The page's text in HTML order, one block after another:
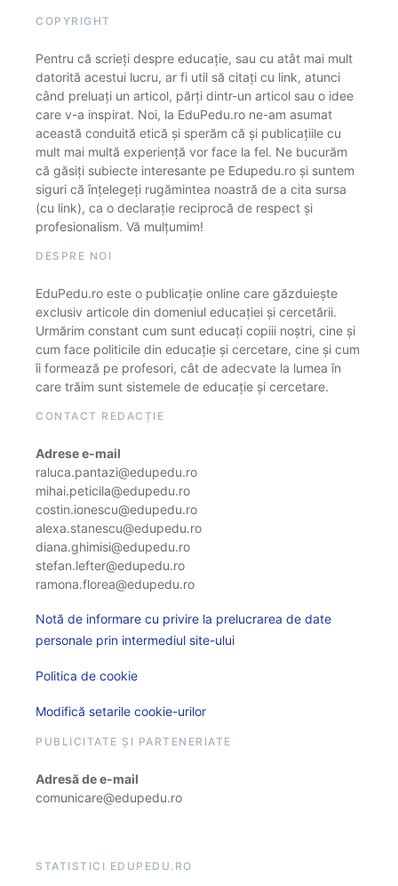
COPYRIGHT
Pentru că scrieți despre educație, sau cu atât mai mult
datorită acestui lucru, ar fi util să citați cu link, atunci
când preluați un articol, părți dintr-un articol sau o idee
care v-a inspirat. Noi, la EduPedu.ro ne-am asumat
această conduită etică și sperăm că și publicațiile cu
mult mai multă experiență vor face la fel. Ne bucurăm
că găsiți subiecte interesante pe Edupedu.ro și suntem
siguri că înțelegeți rugămintea noastră de a cita sursa
(cu link), ca o declarație reciprocă de respect și
profesionalism. Vă mulțumim!
DESPRE NOI
EduPedu.ro este o publicație online care găzduiește
exclusiv articole din domeniul educației și cercetării.
Urmărim constant cum sunt educați copiii noștri, cine și
cum face politicile din educație și cercetare, cine și cum
îi formează pe profesori, cât de adecvate la lumea în
care trăim sunt sistemele de educație și cercetare.
CONTACT REDACȚIE
Adrese e-mail
raluca.pantazi@edupedu.ro
mihai.peticila@edupedu.ro
costin.ionescu@edupedu.ro
alexa.stanescu@edupedu.ro
diana.ghimisi@edupedu.ro
stefan.lefter@edupedu.ro
ramona.florea@edupedu.ro
Notă de informare cu privire la prelucrarea de date
personale prin intermediul site-ului
Politica de cookie
Modifică setarile cookie-urilor
PUBLICITATE ȘI PARTENERIATE
Adresă de e-mail
comunicare@edupedu.ro
STATISTICI EDUPEDU.RO